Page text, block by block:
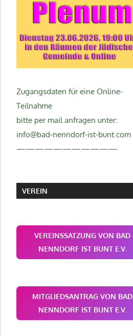
Zugangsdaten für eine Online-
Teilnahme
bitte per mail anfragen unter:
info@bad-nenndorf-ist-bunt.com
———————————
VEREIN
VEREINSSATZUNG VON BAD
NENNDORF IST BUNT E.V.
MITGLIEDSANTRAG VON BAD
NENNDORF IST BUNT E.V.